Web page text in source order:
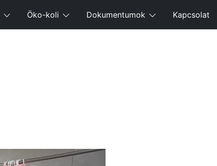
Öko-koli Dokumentumok Kapcsolat